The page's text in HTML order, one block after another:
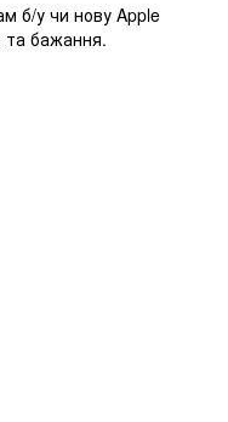
б/у чи нову Apple
та бажання.